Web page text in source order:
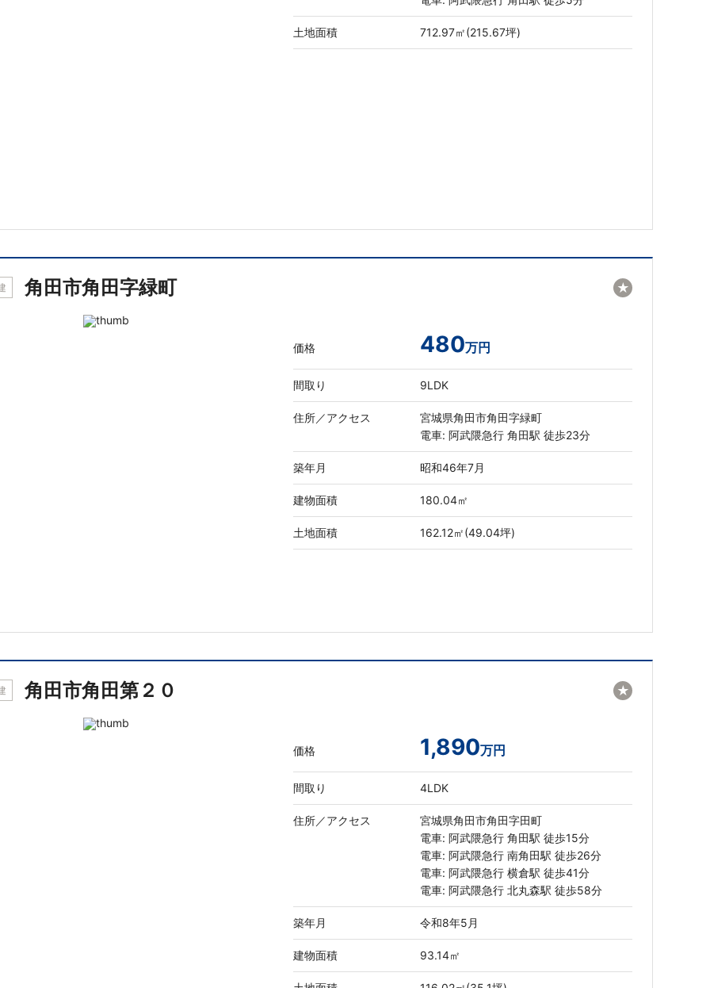
土地面積 712.97㎡(215.67坪)
角田市角田字緑町
価格 480万円
間取り 9LDK
住所／アクセス
宮城県角田市角田字緑町
電車: 阿武隈急行 角田駅 徒歩23分
築年月 昭和46年7月
建物面積 180.04㎡
土地面積 162.12㎡(49.04坪)
★
角田市角田第２０
価格 1,890万円
間取り 4LDK
住所／アクセス
宮城県角田市角田字田町
電車: 阿武隈急行 角田駅 徒歩15分
電車: 阿武隈急行 南角田駅 徒歩26分
電車: 阿武隈急行 横倉駅 徒歩41分
電車: 阿武隈急行 北丸森駅 徒歩58分
築年月 令和8年5月
建物面積 93.14㎡
★